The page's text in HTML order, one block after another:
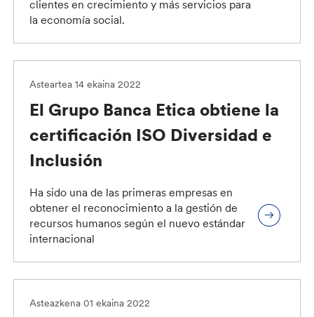
clientes en crecimiento y más servicios para
la economía social.
Asteartea 14 ekaina 2022
El Grupo Banca Etica obtiene la
certificación ISO Diversidad e
Inclusión
Ha sido una de las primeras empresas en
obtener el reconocimiento a la gestión de
recursos humanos según el nuevo estándar
internacional
Asteazkena 01 ekaina 2022